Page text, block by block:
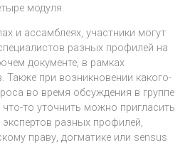
модуля.
и ассамблеях, участники могут
разных профилей на
документе, в рамках
Также при возникновении какого-
во время обсуждения в группе
то уточнить можно пригласить
разных профилей,
праву, догматике или sensus